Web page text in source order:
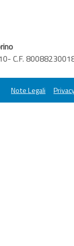
C.F.
Note Legali